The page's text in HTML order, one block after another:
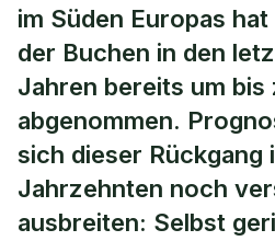
im Süden Europas
der Buchen in den
Jahren bereits um
abgenommen.
sich dieser Rückgang
Jahrzehnten noch
ausbreiten: Selbst